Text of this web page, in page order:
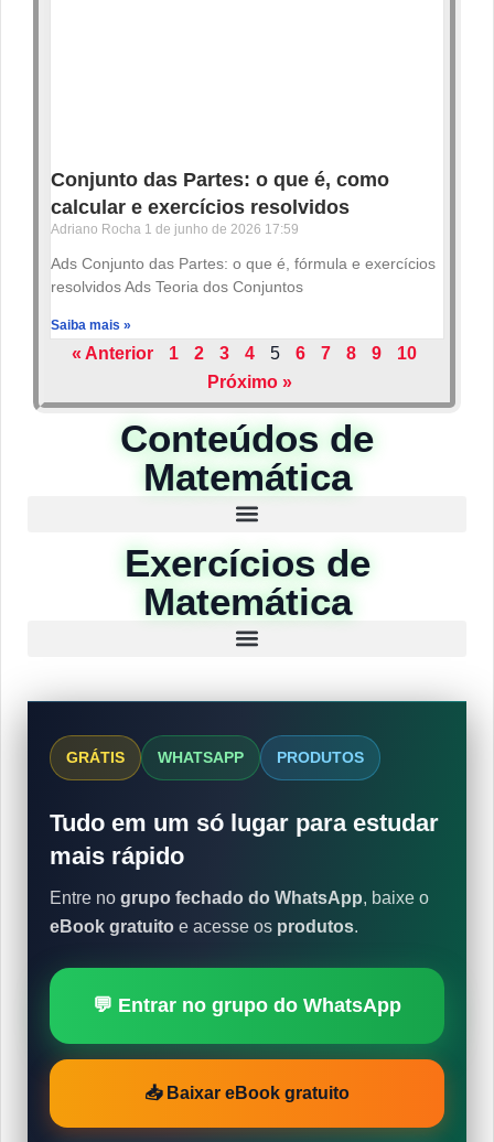
Conjunto das Partes: o que é, como
calcular e exercícios resolvidos
Adriano Rocha 1 de junho de 2026 17:59
Ads Conjunto das Partes: o que é, fórmula e exercícios
resolvidos Ads Teoria dos Conjuntos
Saiba mais »
« Anterior 1 2 3 4 5 6 7 8 9
10
Próximo »
Conteúdos de
Matemática
Exercícios de
Matemática
GRÁTIS WHATSAPP PRODUTOS
Tudo em um só lugar para estudar
mais rápido
Entre no grupo fechado do WhatsApp, baixe o
eBook gratuito e acesse os produtos.
💬 Entrar no grupo do WhatsApp
📥 Baixar eBook gratuito